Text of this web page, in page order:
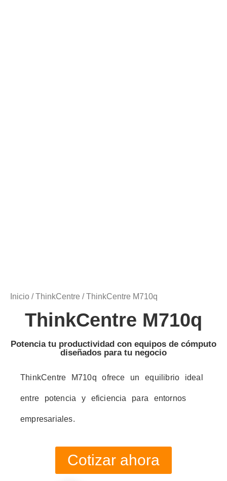
Inicio /ThinkCentre / ThinkCentre M710q
ThinkCentre M710q
Potencia tu productividad con equipos de cómputo
diseñados para tu negocio
ThinkCentre M710q ofrece un equilibrio ideal
entre potencia y eficiencia para entornos
empresariales.
Cotizar ahora